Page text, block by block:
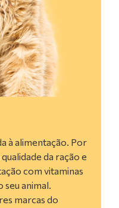
à alimentação. Por
da ração e
com vitaminas
animal.
marcas do